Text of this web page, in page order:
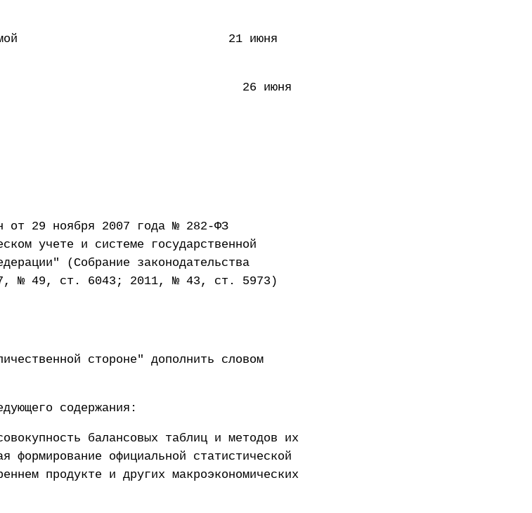
Думой 21 июня
Федерации 26 июня
от 29 ноября 2007 года № 282-ФЗ
учете и системе государственной
(Собрание законодательства
№ 49, ст. 6043; 2011, № 43, ст. 5973)
стороне" дополнить словом
содержания:
балансовых таблиц и методов их
формирование официальной статистической
продукте и других макроэкономических